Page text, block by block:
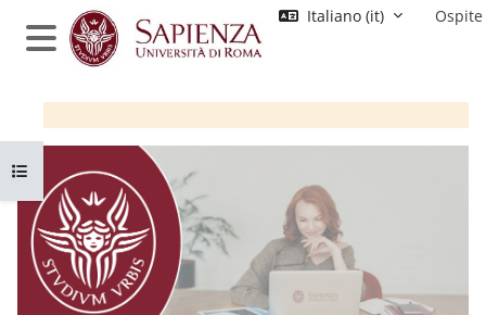
Vai al contenuto principale
Pannello laterale
Italiano ‎(it)‎ Ospite
Apri indice del corso